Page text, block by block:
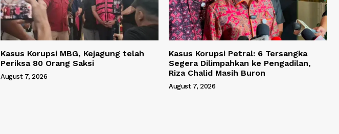
Kasus Korupsi MBG, Kejagung telah
Periksa 80 Orang Saksi
August 7, 2026
Kasus Korupsi Petral: 6 Tersangka
Segera Dilimpahkan ke Pengadilan,
Riza Chalid Masih Buron
August 7, 2026